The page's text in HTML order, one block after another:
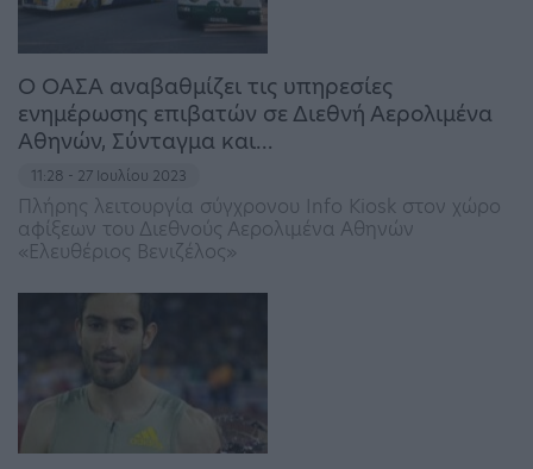
Ο ΟΑΣΑ αναβαθμίζει τις υπηρεσίες
ενημέρωσης επιβατών σε Διεθνή Αερολιμένα
Αθηνών, Σύνταγμα και…
11:28 - 27 Ιουλίου 2023
Πλήρης λειτουργία σύγχρονου Info Kiosk στον χώρο
αφίξεων του Διεθνούς Αερολιμένα Αθηνών
«Ελευθέριος Βενιζέλος»